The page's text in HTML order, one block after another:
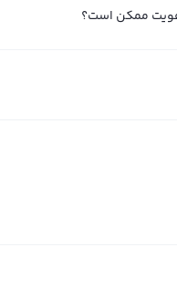
از هرگونه تصمیم‌گیری،
هویت ممکن است؟